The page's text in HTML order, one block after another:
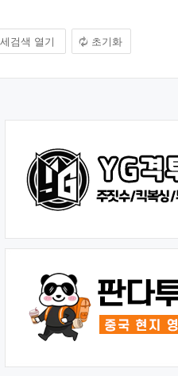
검색 열기 초기화